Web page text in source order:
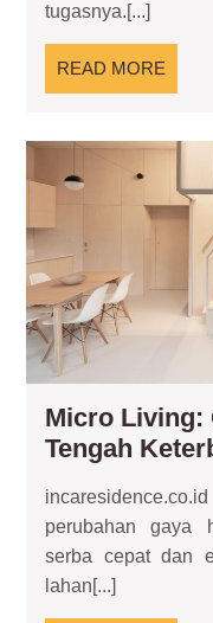
tugasnya.[...]
READ MORE
MORE
Micro Living:
Tengah
perubahan gaya
serba cepat dan
lahan[...]